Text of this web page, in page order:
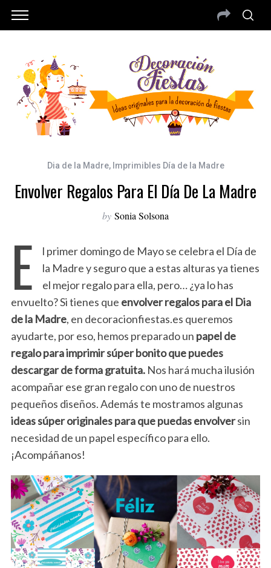
Dia de la Madre, Imprimibles Día de la Madre
Envolver Regalos Para El Día De La Madre
by Sonia Solsona
E
l primer domingo de Mayo se celebra el Día de
la Madre y seguro que a estas alturas ya tienes
el mejor regalo para ella, pero… ¿ya lo has
envuelto? Si tienes que envolver regalos para el Dia
de la Madre, en decoracionfiestas.es queremos
ayudarte, por eso, hemos preparado un papel de
regalo para imprimir súper bonito que puedes
descargar de forma gratuita.Nos hará mucha ilusión
acompañar ese gran regalo con uno de nuestros
pequeños diseños. Además te mostramos algunas
ideas súper originales para que puedas envolversin
necesidad de un papel específico para ello.
¡Acompáñanos!